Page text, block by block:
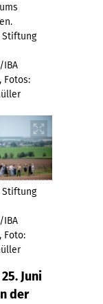
Stiftung
IBA
Fotos:
Stiftung
IBA
Foto:
Juni
der